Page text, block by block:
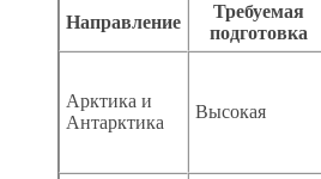
Направление
Требуемая
подготовка
Арктика и
Антарктика
Высокая